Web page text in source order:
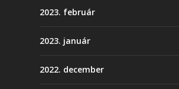
2023. február
2023. január
2022. december